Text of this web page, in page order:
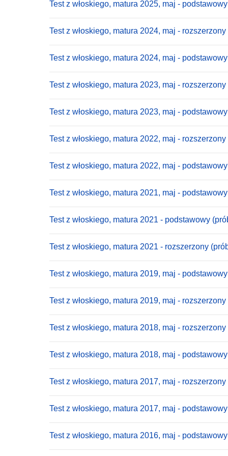
Test z włoskiego, matura 2025, maj - podstawowy
Test z włoskiego, matura 2024, maj - rozszerzony
Test z włoskiego, matura 2024, maj - podstawowy
Test z włoskiego, matura 2023, maj - rozszerzony
Test z włoskiego, matura 2023, maj - podstawowy
Test z włoskiego, matura 2022, maj - rozszerzony
Test z włoskiego, matura 2022, maj - podstawowy
Test z włoskiego, matura 2021, maj - podstawowy
Test z włoskiego, matura 2021 - podstawowy
Test z włoskiego, matura 2021 - rozszerzony
Test z włoskiego, matura 2019, maj - podstawowy
Test z włoskiego, matura 2019, maj - rozszerzony
Test z włoskiego, matura 2018, maj - rozszerzony
Test z włoskiego, matura 2018, maj - podstawowy
Test z włoskiego, matura 2017, maj - rozszerzony
Test z włoskiego, matura 2017, maj - podstawowy
Test z włoskiego, matura 2016, maj - podstawowy